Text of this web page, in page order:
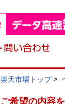
楽天市場トップ>
ご希望の内容